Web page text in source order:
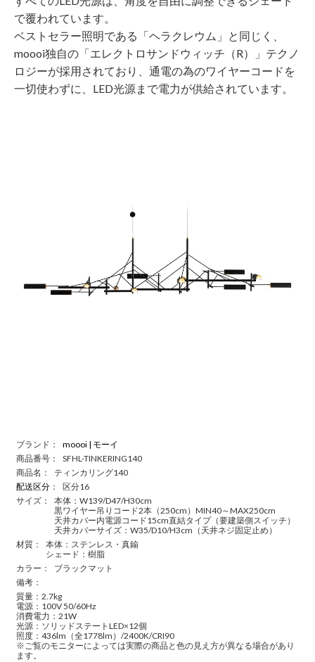
で覆われています。
ベストセラー照明である「ヘラクレウム」と同じく、
moooi独自の「エレクトロサンドウィッチ（R）」テクノ
ロジーが採用されており、通電の為のワイヤーコードを
一切使わずに、LED光源まで電力が供給されています。
ブランド：
moooi | モーイ
商品番号：
SFHL-TINKERING140
商品名：
ティンカリング140
配送区分 ：
区分16
サイズ：
本体：W139/D47/H30cm
黒ワイヤー吊りコード2本（250cm）MIN40～MAX250cm
天井カバー内電源コード15cm直結タイプ（要建築側スイッチ）
天井カバーサイズ：W35/D10/H3cm（天井ネジ固定止め）
材質：
本体：ステンレス・真鍮
シェード：樹脂
カラー：
ブラックマット
備考：
質量：2.7kg
電源：100V 50/60Hz
消費電力：21W
光源：ソリッドステートLED×12個
照度：436lm（全1778lm）/2400K/CRI90
※ご覧のモニターによっては実際の商品と色の見え方が異なる場合があり
ます。